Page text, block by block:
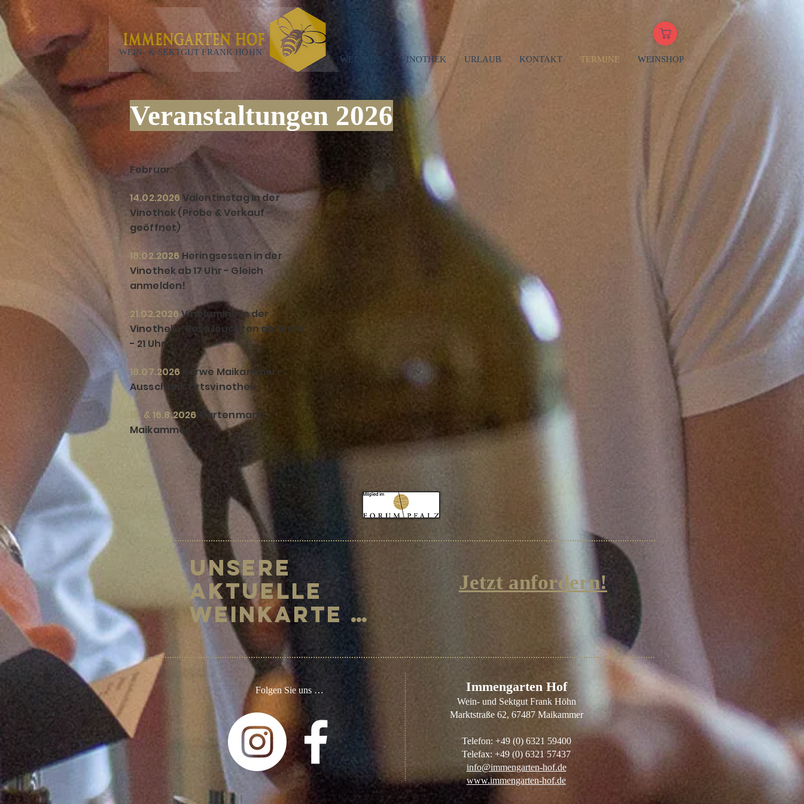
WEIN- & SEKTGUT FRANK HÖHN
WEINGUT VINOTHEK URLAUB KONTAKT TERMINE WEINSHOP
Veranstaltungen 2026
Februar:
14.02.2026 Valentinstag in der
Vinothek (Probe & Verkauf
geöffnet)
18.02.2026 Heringsessen in der
Vinothek ab 17 Uhr - Gleich
anmelden!
21.02.2026Vinolumino in der
Vinothek - Rosa leuchten ab 10 Uhr
- 21 Uhr
18.07.2026 Kerwe Maikammer -
Ausschank Ortsvinothek
15. & 16.8.2026 Gartenmarkt
Maikammer
Unsere
Aktuelle
WeinKarte …
Jetzt anfordern!
Folgen Sie uns … ​Immengarten Hof
Wein- und Sektgut Frank Höhn
Marktstraße 62, 67487 Maikammer
Telefon: +49 (0) 6321 59400
Telefax: +49 (0) 6321 57437
info@immengarten-hof.de
www.immengarten-hof.de